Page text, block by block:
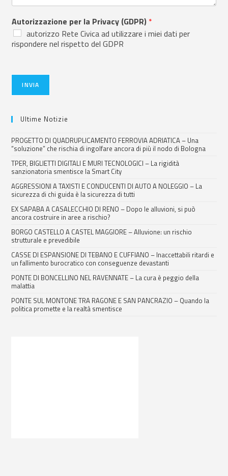
Autorizzazione per la Privacy (GDPR) *
autorizzo Rete Civica ad utilizzare i miei dati per
rispondere nel rispetto del GDPR
INVIA
Ultime Notizie
PROGETTO DI QUADRUPLICAMENTO FERROVIA ADRIATICA – Una
“soluzione” che rischia di ingolfare ancora di più il nodo di Bologna
TPER, BIGLIETTI DIGITALI E MURI TECNOLOGICI – La rigidità
sanzionatoria smentisce la Smart City
AGGRESSIONI A TAXISTI E CONDUCENTI DI AUTO A NOLEGGIO – La
sicurezza di chi guida è la sicurezza di tutti
EX SAPABA A CASALECCHIO DI RENO – Dopo le alluvioni, si può
ancora costruire in aree a rischio?
BORGO CASTELLO A CASTEL MAGGIORE – Alluvione: un rischio
strutturale e prevedibile
CASSE DI ESPANSIONE DI TEBANO E CUFFIANO – Inaccettabili ritardi e
un fallimento burocratico con conseguenze devastanti
PONTE DI BONCELLINO NEL RAVENNATE – La cura è peggio della
malattia
PONTE SUL MONTONE TRA RAGONE E SAN PANCRAZIO – Quando la
politica promette e la realtà smentisce